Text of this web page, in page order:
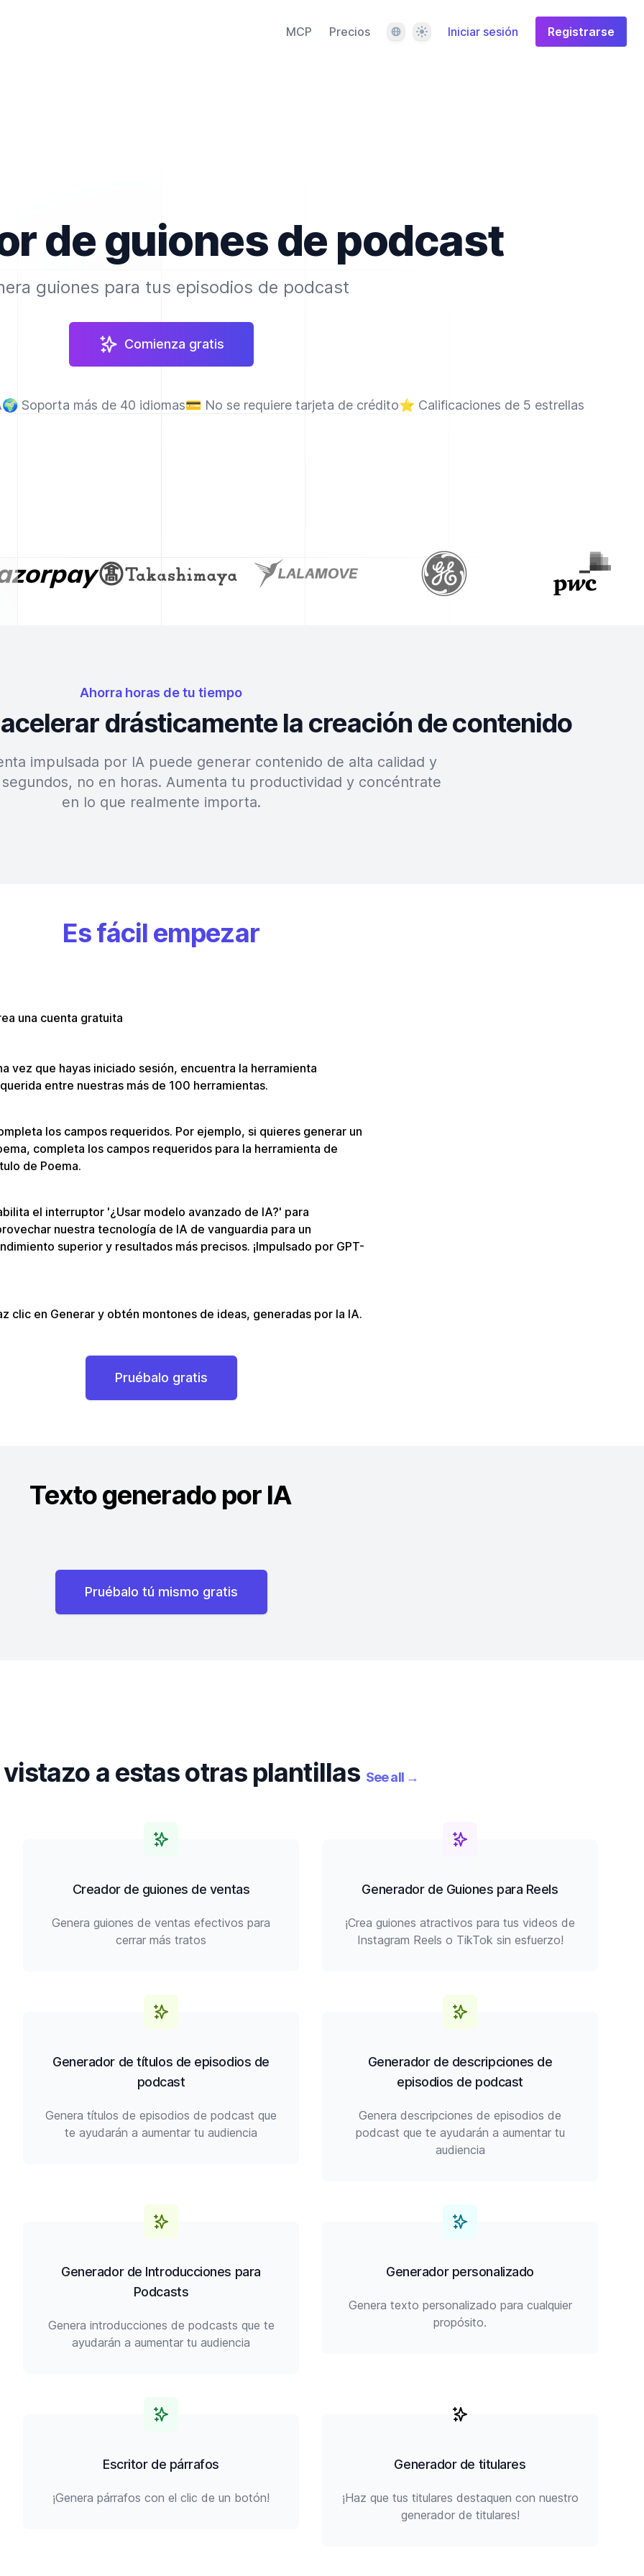
MCP Precios IdiomaTema Iniciar sesión Registrarse
de guiones de podcast
guiones para tus episodios de podcast
Comienza gratis
🌍 Soporta más de 40 idiomas💳 No se requiere tarjeta de crédito⭐ Calificaciones de 5 estrellas
Ahorra horas de tu tiempo
drásticamente la creación de contenido
impulsada por IA puede generar contenido de alta calidad y
no en horas. Aumenta tu productividad y concéntrate
en lo que realmente importa.
Es fácil empezar
una cuenta gratuita
vez que hayas iniciado sesión, encuentra la herramienta
entre nuestras más de 100 herramientas.
los campos requeridos. Por ejemplo, si quieres generar un
completa los campos requeridos para la herramienta de
de Poema.
el interruptor '¿Usar modelo avanzado de IA?' para
nuestra tecnología de IA de vanguardia para un
superior y resultados más precisos. ¡Impulsado por GPT-
clic en Generar y obtén montones de ideas, generadas por la IA.
Pruébalo gratis
Texto generado por IA
Pruébalo tú mismo gratis
vistazo a estas otras plantillas See all→
Creador de guiones de ventas
Genera guiones de ventas efectivos para
cerrar más tratos
Generador de Guiones para Reels
¡Crea guiones atractivos para tus videos de
Instagram Reels o TikTok sin esfuerzo!
Generador de títulos de episodios de
podcast
Genera títulos de episodios de podcast que
te ayudarán a aumentar tu audiencia
Generador de descripciones de
episodios de podcast
Genera descripciones de episodios de
podcast que te ayudarán a aumentar tu
audiencia
Generador de Introducciones para
Podcasts
Genera introducciones de podcasts que te
ayudarán a aumentar tu audiencia
Generador personalizado
Genera texto personalizado para cualquier
propósito.
Escritor de párrafos
¡Genera párrafos con el clic de un botón!
Generador de titulares
¡Haz que tus titulares destaquen con nuestro
generador de titulares!